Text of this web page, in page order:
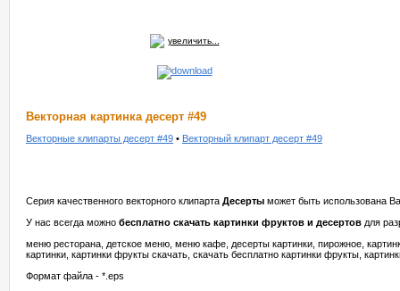
увеличить...
Векторная картинка десерт #49
Векторные клипарты десерт #49 • Векторный клипарт десерт #49
Серия качественного векторного клипарта Десерты может быть использована
У нас всегда можно бесплатно скачать картинки фруктов и десертов для
меню ресторана, детское меню, меню кафе, десерты картинки, пирожное,
картинки, картинки фрукты скачать, скачать бесплатно картинки фрукты,
Формат файла - *.eps